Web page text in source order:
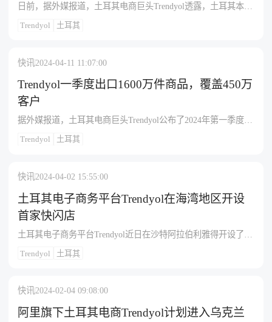
日前，据外媒报道，土耳其电商巨头Trendyol透露，土耳其本土
制造商5月份通过Trendyol向跨境市场销售了近200万件产品。根
据Trendyol的数据，纺织品和家居用品成为该平台上5月份订单
器和床垫。同时，Trendyol上销售的土耳其制造产品最受阿塞拜
疆和海湾地区国家、中欧和东欧、德国和奥地利等地的消费者
关注，主要包括T恤、连衣裙等服装品类。贴有“土耳其制造”标
签的产品在巴库、利雅得、吉达、迪拜和布加勒斯特等城市销
量最多。在Trendyol为阿塞拜疆开展的"Mega May"活动的推动
下，约有100万件产品从土耳其销往阿塞拜疆。而凭借Trendyol
提供的电商经验，布尔萨5月份在通过该平台向国际市场开放销
售的土耳其本土城市中名列前茅。紧随其后的是阿达纳、加济
造商通过电商平台出口到国际市场。去年，Trendyol的微型出口
美元。
Trendyol 土耳其
快讯 2024-04-11 11:07:00
Trendyol一季度出口1600万件商品，覆盖450万
客户
据外媒报道，土耳其电商巨头Trendyol公布了2024年第一季度的
电商出口数据。数据显示，通过Trendyol平台开展业务的卖家实
现了销售额的显著增长。在这个季度里，近5万名Trendyol卖家
衫、厨具、平底锅和锅具等产品备受关注。阿塞拜疆和海湾地
区国家对土耳其产品的需求最为突出，该地区约有150万活跃用
户。
Trendyol 土耳其
快讯 2024-04-02 15:55:00
土耳其电子商务平台Trendyol在海湾地区开设
首家快闪店
土耳其电子商务平台Trendyol近日在沙特阿拉伯利雅得开设了海
湾地区的首家快闪店。这家位于Al Nakheel购物中心的商店将提
供多达50000个卖家的1400多万种产品。这家快闪店将接待游客
卡塔尔、科威特、巴林和阿曼开展业务，活跃客户超过100万。
Trendyol 土耳其
快讯2024-02-04 09:08:00
阿里旗下土耳其电商Trendyol计划进入乌克兰